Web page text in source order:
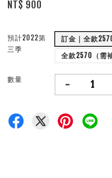
NT$ 900
預計2022第
三季
訂金｜全款
全款2570（需
數量 -